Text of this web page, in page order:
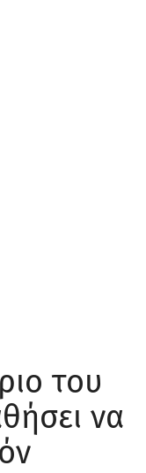
του
να